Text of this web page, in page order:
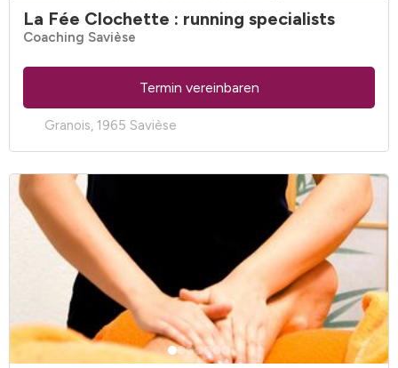
La Fée Clochette : running specialists
Coaching Savièse
Granois, 1965 Savièse
Termin vereinbaren